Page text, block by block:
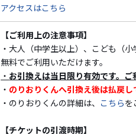
【EXサービス
パンチクリップ
江の島・鎌倉の
沿線の寺社仏閣
江ノ電の電車全
さらに、江ノ電
アクセスはこちら
【ご利用上の注意事項】
・大人（中学生以上）、こども（
無料でご利用いただけます。
・ お引換えは当日限り有効です。
・ のりおりくんへ引換え後は払戻
・のりおりくんの詳細は、
こちらを
【チケットの引渡時期】